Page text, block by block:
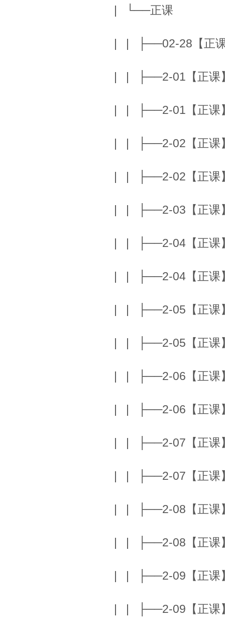
| └──正课
| | ├──02-28【正课
| | ├──2-01【正课
| | ├──2-01【正课
| | ├──2-02【正课
| | ├──2-02【正课
| | ├──2-03【正课
| | ├──2-04【正课
| | ├──2-04【正课
| | ├──2-05【正课
| | ├──2-05【正课
| | ├──2-06【正课
| | ├──2-06【正课
| | ├──2-07【正课
| | ├──2-07【正课
| | ├──2-08【正课
| | ├──2-08【正课
| | ├──2-09【正课
| | ├──2-09【正课